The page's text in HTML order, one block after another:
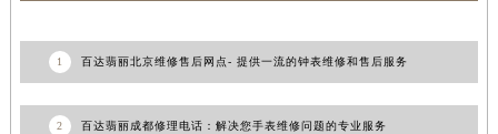
1 百达翡丽北京维修售后网点- 提供一流的钟表维修和售后服务
2 百达翡丽成都修理电话：解决您手表维修问题的专业服务